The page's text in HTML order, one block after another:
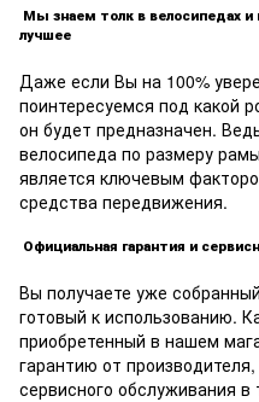
Мы знаем толк в велосипедах
лучшее
Даже если Вы на 100%
поинтересуемся под какой
он будет предназначен.
велосипеда по размеру
является ключевым
средства передвижения.
Официальная гарантия и
Вы получаете уже
готовый к использованию.
приобретенный в нашем
гарантию от
сервисного обслуживания в